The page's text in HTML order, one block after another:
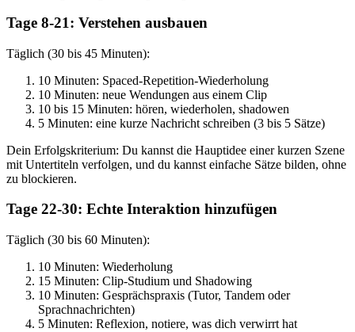
Tage 8-21: Verstehen ausbauen
Täglich (30 bis 45 Minuten):
10 Minuten: Spaced-Repetition-Wiederholung
10 Minuten: neue Wendungen aus einem Clip
10 bis 15 Minuten: hören, wiederholen, shadowen
5 Minuten: eine kurze Nachricht schreiben (3 bis 5 Sätze)
Dein Erfolgskriterium: Du kannst die Hauptidee einer kurzen Szene
mit Untertiteln verfolgen, und du kannst einfache Sätze bilden, ohne
zu blockieren.
Tage 22-30: Echte Interaktion hinzufügen
Täglich (30 bis 60 Minuten):
10 Minuten: Wiederholung
15 Minuten: Clip-Studium und Shadowing
10 Minuten: Gesprächspraxis (Tutor, Tandem oder
Sprachnachrichten)
5 Minuten: Reflexion, notiere, was dich verwirrt hat